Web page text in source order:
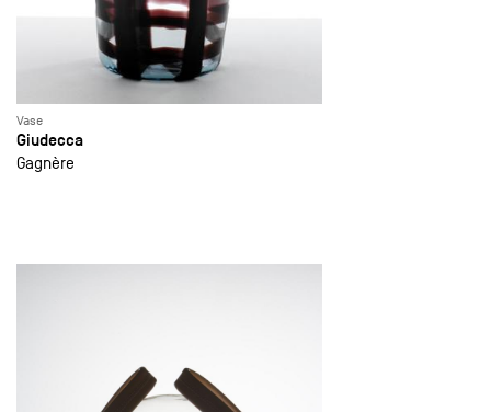
Vase
Giudecca
Gagnère